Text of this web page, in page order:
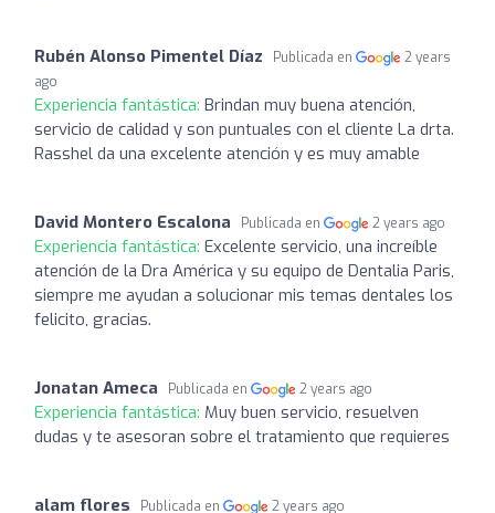
Rubén Alonso Pimentel Díaz Publicada en
2 years
ago
Experiencia fantástica: Brindan muy buena atención,
servicio de calidad y son puntuales con el cliente La drta.
Rasshel da una excelente atención y es muy amable
David Montero Escalona Publicada en 2 years ago
Experiencia fantástica: Excelente servicio, una increíble
atención de la Dra América y su equipo de Dentalia Paris,
siempre me ayudan a solucionar mis temas dentales los
felicito, gracias.
Jonatan Ameca Publicada en 2 years ago
Experiencia fantástica: Muy buen servicio, resuelven
dudas y te asesoran sobre el tratamiento que requieres
alam flores Publicada en 2 years ago